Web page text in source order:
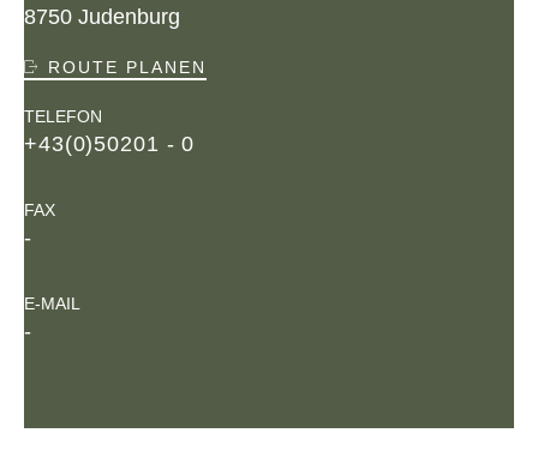
8750 Judenburg
ROUTE PLANEN
TELEFON
+43(0)50201 - 0
FAX
-
E-MAIL
-